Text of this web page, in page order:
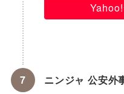
ニンジャ 公安外